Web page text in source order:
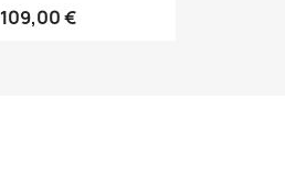
109,00 €